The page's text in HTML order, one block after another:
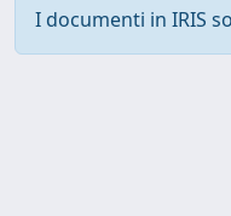
I documenti in IRIS